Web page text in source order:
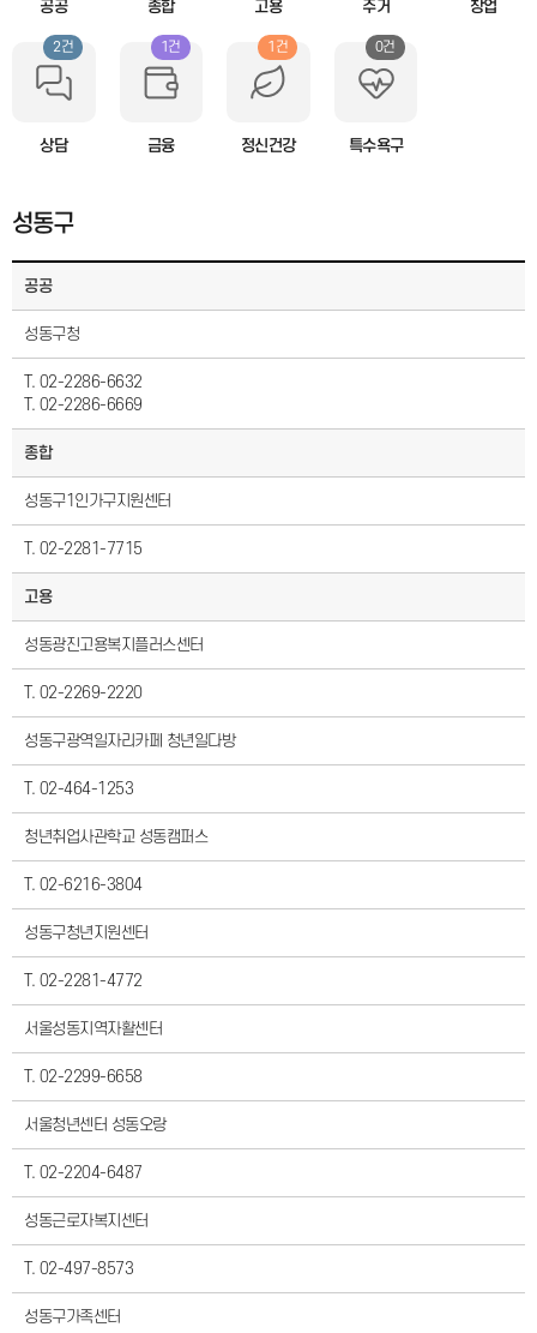
공공 종합 고용 주거 창업
2건
상담
1건
금융
1건
정신건강
0건
특수욕구
성동구
공공
성동구청
T. 02-2286-6632
T. 02-2286-6669
종합
성동구1인가구지원센터
T. 02-2281-7715
고용
성동광진고용복지플러스센터
T. 02-2269-2220
성동구광역일자리카페 청년일다방
T. 02-464-1253
청년취업사관학교 성동캠퍼스
T. 02-6216-3804
성동구청년지원센터
T. 02-2281-4772
서울성동지역자활센터
T. 02-2299-6658
서울청년센터 성동오랑
T. 02-2204-6487
성동근로자복지센터
T. 02-497-8573
성동구가족센터